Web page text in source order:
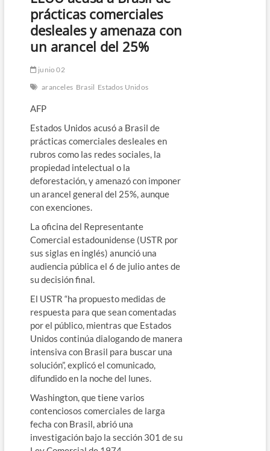
prácticas comerciales
desleales y amenaza con
un arancel del 25%
junio 02
aranceles Brasil Estados Unidos
AFP
Estados Unidos acusó a Brasil de
prácticas comerciales desleales en
rubros como las redes sociales, la
propiedad intelectual o la
deforestación, y amenazó con imponer
un arancel general del 25%, aunque
con exenciones.
La oficina del Representante
Comercial estadounidense (USTR por
sus siglas en inglés) anunció una
audiencia pública el 6 de julio antes de
su decisión final.
El USTR “ha propuesto medidas de
respuesta para que sean comentadas
por el público, mientras que Estados
Unidos continúa dialogando de manera
intensiva con Brasil para buscar una
solución”, explicó el comunicado,
difundido en la noche del lunes.
Washington, que tiene varios
contenciosos comerciales de larga
fecha con Brasil, abrió una
investigación bajo la sección 301 de su